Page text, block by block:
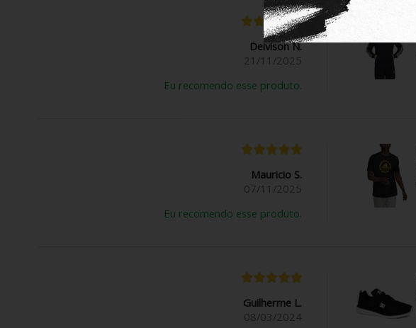
Deivison N.
21/11/2025
Eu recomendo esse produto.
Mauricio S.
07/11/2025
Eu recomendo esse produto.
Guilherme L.
08/03/2024